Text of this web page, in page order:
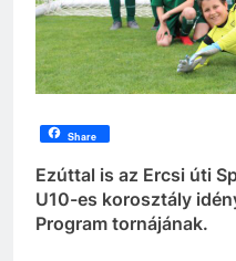
Share
Ezúttal is az Ercsi úti
U10-es korosztály
Program tornájának.